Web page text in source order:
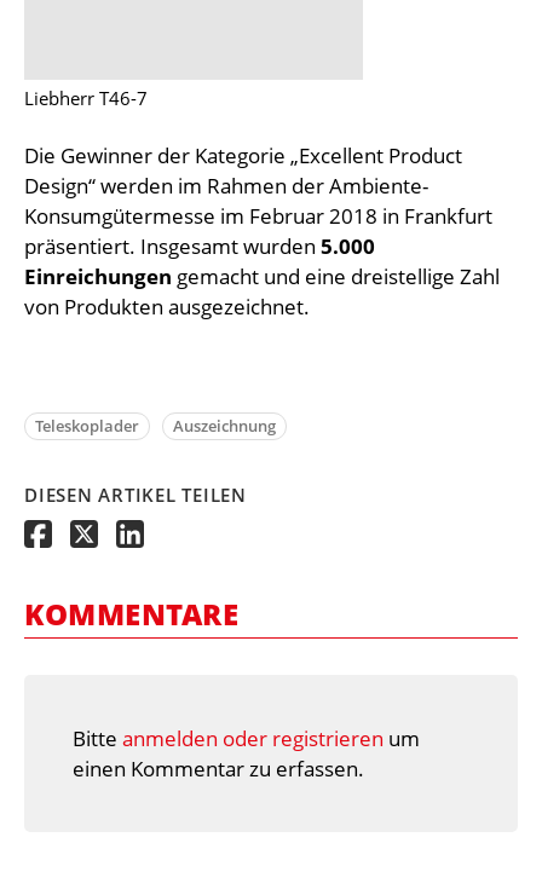
Liebherr T46-7
Die Gewinner der Kategorie „Excellent Product
Design“ werden im Rahmen der Ambiente-
Konsumgütermesse im Februar 2018 in Frankfurt
präsentiert. Insgesamt wurden 5.000
Einreichungen gemacht und eine dreistellige Zahl
von Produkten ausgezeichnet.
Teleskoplader Auszeichnung
DIESEN ARTIKEL TEILEN
KOMMENTARE
Bitte anmelden oder registrieren um
einen Kommentar zu erfassen.